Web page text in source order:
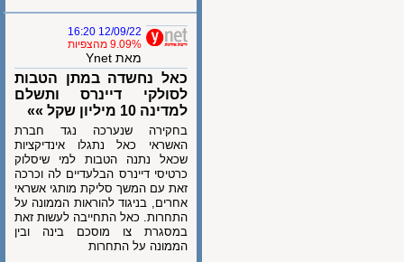
12/09/22 16:20
9.09% מהצפיות
מאת Ynet
כאל נחשדה במתן הטבות
לסולקי דיינרס ותשלם
למדינה 10 מיליון שקל »»
בחקירה שנערכה נגד חברת
האשראי כאל נתגלו אינדיקציות
שכאל נתנה הטבות למי שיסלוק
כרטיסי דיינרס הבלעדיים לה וכרכה
זאת עם המשך סליקת מותגי אשראי
אחרים, בניגוד להוראות הממונה על
התחרות. כאל התחייבה לעשות זאת
במסגרת צו מוסכם בינה ובין
הממונה על התחרות